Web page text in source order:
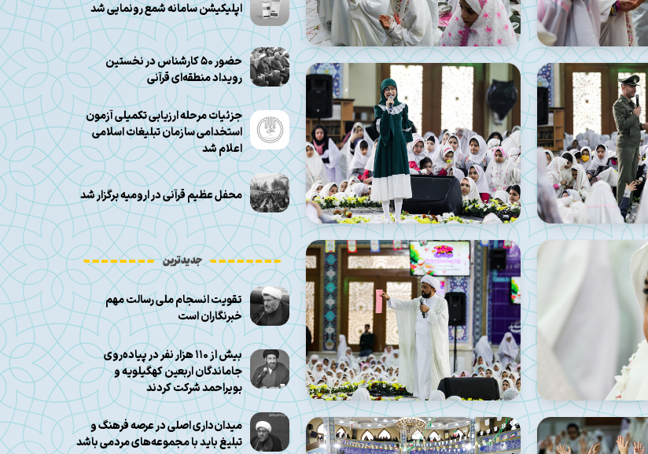
اپلیکیشن سامانه شمع رونمایی شد
حضور ۵۰ کارشناس در نخستین
رویداد منطقه‌ای قرآنی
جزئیات مرحله ارزیابی تکمیلی آزمون
استخدامی سازمان تبلیغات اسلامی
اعلام شد
محفل عظیم قرآنی در ارومیه برگزار شد
جدیدترین
تقویت انسجام ملی رسالت مهم
خبرنگاران است
بیش از ۱۱۰ هزار نفر در پیاده‌روی
جاماندگان اربعین کهگیلویه و
بویراحمد شرکت کردند
میدان‌داری اصلی در عرصه فرهنگ و
تبلیغ باید با مجموعه‌های مردمی باشد